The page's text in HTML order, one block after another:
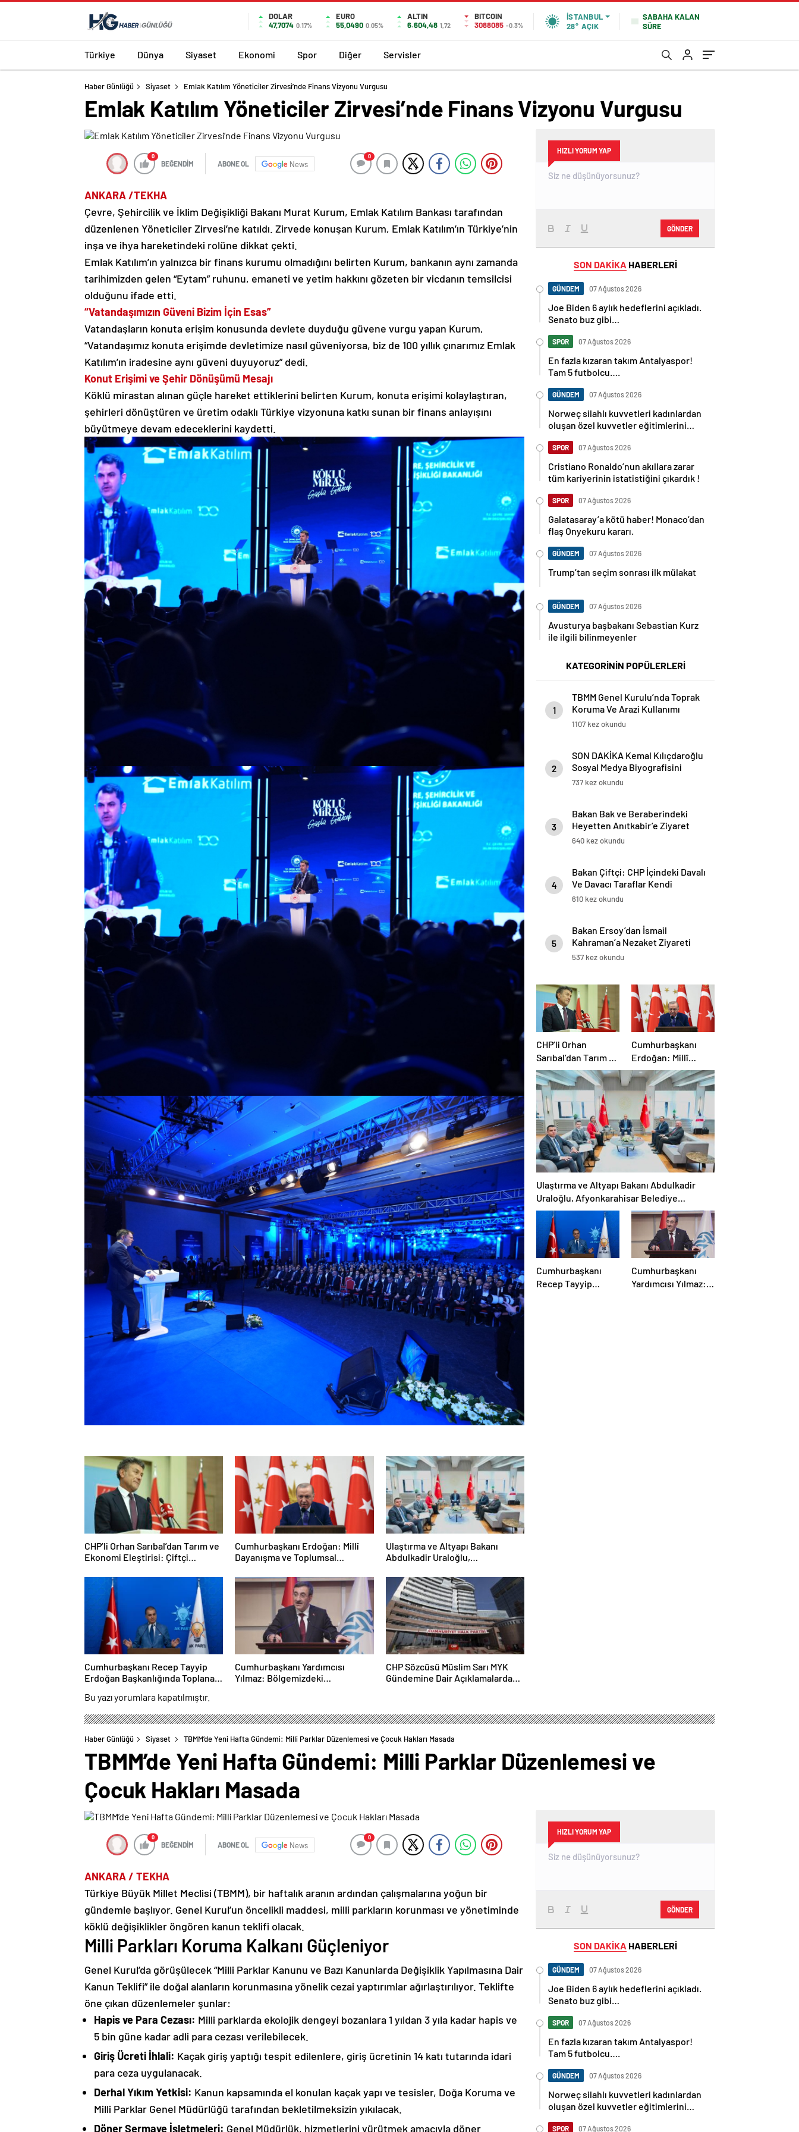
DOLAR
47,7074 0.17%
EURO
55,0490 0.05%
ALTIN
6.604,48 1,72
BITCOIN
3088085 -0.3%
İSTANBUL
28° AÇIK
SABAHA KALAN
SÜRE
Türkiye Dünya Siyaset Ekonomi Spor Diğer Servisler
Haber Günlüğü Siyaset Emlak Katılım Yöneticiler Zirvesi’nde Finans Vizyonu Vurgusu
Emlak Katılım Yöneticiler Zirvesi’nde Finans Vizyonu Vurgusu
0
BEĞENDİM ABONE OL News
0
ANKARA /TEKHA
Çevre, Şehircilik ve İklim Değişikliği Bakanı Murat Kurum, Emlak Katılım Bankası tarafından
düzenlenen Yöneticiler Zirvesi’ne katıldı. Zirvede konuşan Kurum, Emlak Katılım’ın Türkiye’nin
inşa ve ihya hareketindeki rolüne dikkat çekti.
Emlak Katılım’ın yalnızca bir finans kurumu olmadığını belirten Kurum, bankanın aynı zamanda
tarihimizden gelen “Eytam” ruhunu, emaneti ve yetim hakkını gözeten bir vicdanın temsilcisi
olduğunu ifade etti.
“Vatandaşımızın Güveni Bizim İçin Esas”
Vatandaşların konuta erişim konusunda devlete duyduğu güvene vurgu yapan Kurum,
“Vatandaşımız konuta erişimde devletimize nasıl güveniyorsa, biz de 100 yıllık çınarımız Emlak
Katılım’ın iradesine aynı güveni duyuyoruz” dedi.
Konut Erişimi ve Şehir Dönüşümü Mesajı
Köklü mirastan alınan güçle hareket ettiklerini belirten Kurum, konuta erişimi kolaylaştıran,
şehirleri dönüştüren ve üretim odaklı Türkiye vizyonuna katkı sunan bir finans anlayışını
büyütmeye devam edeceklerini kaydetti.
CHP’li Orhan Sarıbal’dan Tarım ve
Ekonomi Eleştirisi: Çiftçi
Cumhurbaşkanı Erdoğan: Millî
Dayanışma ve Toplumsal
Güçlendirilmesine Dair Kanun
Teklifi Gazi Meclisimizin Takdirine
Ulaştırma ve Altyapı Bakanı
Abdulkadir Uraloğlu,
Başkanlarıyla Bir Araya Geldi
Cumhurbaşkanı Recep Tayyip
Erdoğan Başkanlığında Toplanan
“Terörsüz Türkiye” Süreci Oldu
Cumhurbaşkanı Yardımcısı
Yılmaz: Bölgemizdeki
CHP Sözcüsü Müslim Sarı MYK
Gündemine Dair Açıklamalarda
Bu yazı yorumlara kapatılmıştır.
HIZLI YORUM YAP
GÖNDER
SON DAKİKA HABERLERİ
GÜNDEM 07 Ağustos 2026
Joe Biden 6 aylık hedeflerini açıkladı.
Senato buz gibi…
SPOR 07 Ağustos 2026
En fazla kızaran takım Antalyaspor!
Tam 5 futbolcu….
GÜNDEM 07 Ağustos 2026
Norweç silahlı kuvvetleri kadınlardan
oluşan özel kuvvetler eğitimlerini
SPOR 07 Ağustos 2026
Cristiano Ronaldo’nun akıllara zarar
tüm kariyerinin istatistiğini çıkardık !
SPOR 07 Ağustos 2026
Galatasaray’a kötü haber! Monaco’dan
flaş Onyekuru kararı.
GÜNDEM 07 Ağustos 2026
Trump’tan seçim sonrası ilk mülakat
GÜNDEM 07 Ağustos 2026
Avusturya başbakanı Sebastian Kurz
ile ilgili bilinmeyenler
KATEGORİNİN POPÜLERLERİ
1
TBMM Genel Kurulu’nda Toprak
Koruma Ve Arazi Kullanımı
Kanun Teklifi’nin 4 Maddesi
1107 kez okundu
2
SON DAKİKA Kemal Kılıçdaroğlu
Sosyal Medya Biyografisini
Güncelledi: CHP Genel
737 kez okundu
3
Bakan Bak ve Beraberindeki
Heyetten Anıtkabir’e Ziyaret
640 kez okundu
4
Bakan Çiftçi: CHP İçindeki Davalı
Ve Davacı Taraflar Kendi
Aralarında Anlaşmadılar
610 kez okundu
5
Bakan Ersoy’dan İsmail
Kahraman’a Nezaket Ziyareti
537 kez okundu
CHP’li Orhan
Sarıbal’dan Tarım ve
Ekonomi Eleştirisi:
Çiftçi Kaderiyle Baş
Başa Kaldı
Cumhurbaşkanı
Erdoğan: Millî
Dayanışma ve
Toplumsal
Bütünleşmenin
Güçlendirilmesine
Dair Kanun Teklifi
Gazi Meclisimizin
Takdirine Sunuldu
Ulaştırma ve Altyapı Bakanı Abdulkadir
Uraloğlu, Afyonkarahisar Belediye
Başkanlarıyla Bir Araya Geldi
Cumhurbaşkanı
Recep Tayyip
Cumhurbaşkanı
Yardımcısı Yılmaz:
Haber Günlüğü Siyaset TBMM’de Yeni Hafta Gündemi: Milli Parklar Düzenlemesi ve Çocuk Hakları Masada
TBMM’de Yeni Hafta Gündemi: Milli Parklar Düzenlemesi ve
Çocuk Hakları Masada
0
BEĞENDİM ABONE OL News
0
ANKARA / TEKHA
Türkiye Büyük Millet Meclisi (TBMM), bir haftalık aranın ardından çalışmalarına yoğun bir
gündemle başlıyor. Genel Kurul’un öncelikli maddesi, milli parkların korunması ve yönetiminde
köklü değişiklikler öngören kanun teklifi olacak.
Milli Parkları Koruma Kalkanı Güçleniyor
Genel Kurul’da görüşülecek “Milli Parklar Kanunu ve Bazı Kanunlarda Değişiklik Yapılmasına Dair
Kanun Teklifi” ile doğal alanların korunmasına yönelik cezai yaptırımlar ağırlaştırılıyor. Teklifte
öne çıkan düzenlemeler şunlar:
Hapis ve Para Cezası: Milli parklarda ekolojik dengeyi bozanlara 1 yıldan 3 yıla kadar hapis ve
5 bin güne kadar adli para cezası verilebilecek.
Giriş Ücreti İhlali: Kaçak giriş yaptığı tespit edilenlere, giriş ücretinin 14 katı tutarında idari
para ceza uygulanacak.
Derhal Yıkım Yetkisi: Kanun kapsamında el konulan kaçak yapı ve tesisler, Doğa Koruma ve
Milli Parklar Genel Müdürlüğü tarafından bekletilmeksizin yıkılacak.
Döner Sermaye İşletmeleri: Genel Müdürlük, hizmetlerini yürütmek amacıyla döner
HIZLI YORUM YAP
GÖNDER
SON DAKİKA HABERLERİ
GÜNDEM 07 Ağustos 2026
Joe Biden 6 aylık hedeflerini açıkladı.
Senato buz gibi…
SPOR 07 Ağustos 2026
En fazla kızaran takım Antalyaspor!
Tam 5 futbolcu….
GÜNDEM 07 Ağustos 2026
Norweç silahlı kuvvetleri kadınlardan
oluşan özel kuvvetler eğitimlerini
SPOR 07 Ağustos 2026